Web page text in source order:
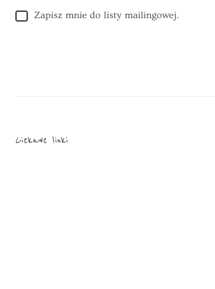
Zapisz mnie do listy mailingowej.
Ciekawe linki